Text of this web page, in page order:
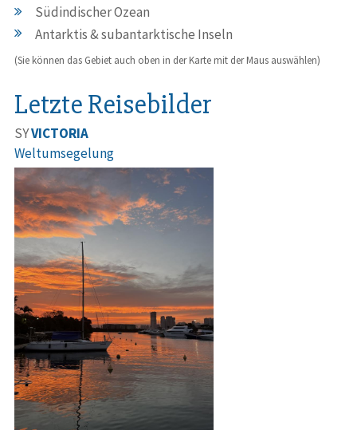
Südindischer Ozean
Antarktis & subantarktische Inseln
(Sie können das Gebiet auch oben in der Karte mit der Maus auswählen)
Letzte Reisebilder
SYVICTORIA
Weltumsegelung